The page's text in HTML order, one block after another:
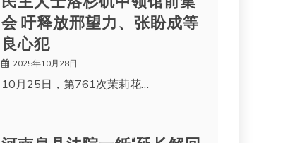
会 吁释放邢望力、张盼成等
良心犯
2025年10月28日
10月25日，第761次茉莉花…